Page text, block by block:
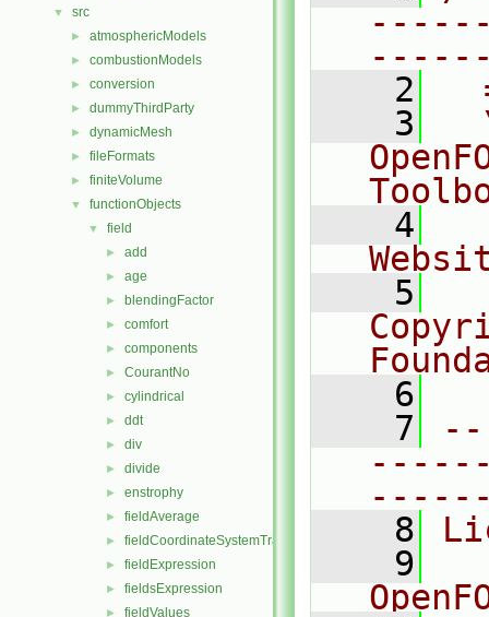
▼ src
► atmosphericModels
► combustionModels
► conversion
► dummyThirdParty
► dynamicMesh
► fileFormats
► finiteVolume
▼ functionObjects
▼ field
► add
► age
► blendingFactor
► comfort
► components
► CourantNo
► cylindrical
► ddt
► div
► divide
► enstrophy
► fieldAverage
► fieldCoordinateSystemTransform
► fieldExpression
► fieldsExpression
► fieldValues
    2
    3
    4
    5
    6
    7
    8
    9